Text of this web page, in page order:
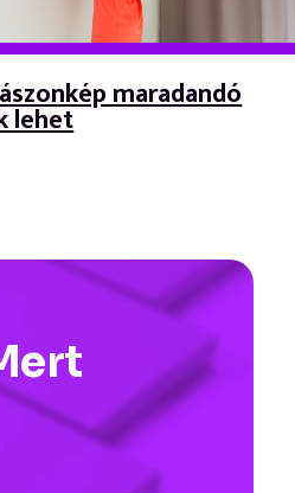
maradandó
lehet